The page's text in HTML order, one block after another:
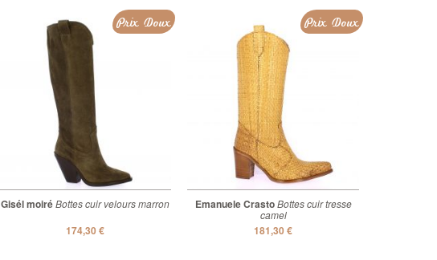
Gisél moiréBottes cuir velours marron
174,30 €
Prix Doux
Emanuele CrastoBottes cuir tresse
camel
181,30 €
Prix Doux